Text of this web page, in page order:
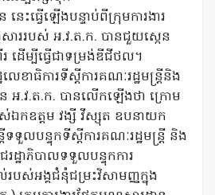
ះធ្វើឡើងបន្ទាប់ពីក្រុមការងារ
ាររបស់ អ.វ.ត.ក. បានជួយស្កេន
ើម្បីធ្វើជាទម្រង់ឌីជីថល។
េខាធិការទីស្តីការគណៈរដ្ឋមន្រ្តីនិង
ៃ អ.វ.ត.ក. បានលើកឡើងថា ក្រោម
ឯកឧត្តម វង្សី វីស្សុត ឧបនាយក
រ្តីទទួលបន្ទុកទីស្តីការគណៈរដ្ឋមន្រ្តី និង
ជរដ្ឋាភិបាលទទួលបន្ទុកការ
បស់អង្គជំនុំជម្រះវិសាមញ្ញក្នុង